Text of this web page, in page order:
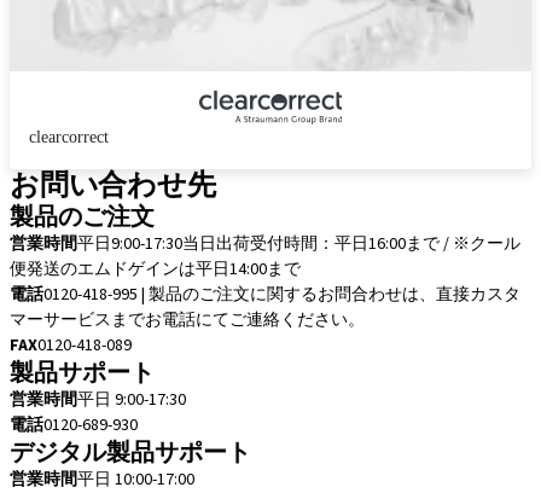
clearcorrect
お問い合わせ先
製品のご注文
営業時間平日9:00-17:30当日出荷受付時間：平日16:00まで / ※クール
便発送のエムドゲインは平日14:00まで
電話0120-418-995 | 製品のご注文に関するお問合わせは、直接カスタ
マーサービスまでお電話にてご連絡ください。
FAX0120-418-089
製品サポート
営業時間平日 9:00-17:30
電話0120-689-930
デジタル製品サポート
営業時間平日 10:00-17:00